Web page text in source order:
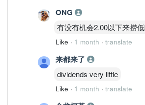
ONG
有没有机会2.00以下来捞低
Like · 1 month · translate
来都来了
dividends very little
Like · 1 month · translate